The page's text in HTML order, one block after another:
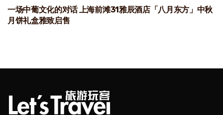
一场中葡文化的对话 上海前滩31雅辰酒店「八月东方」中秋
月饼礼盒雅致启售